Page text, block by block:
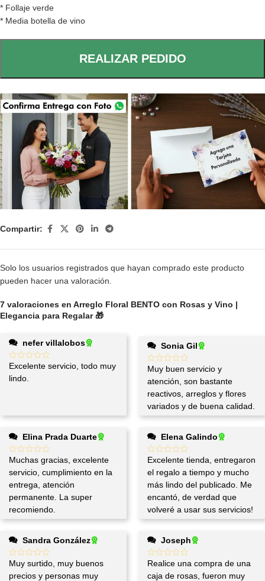
* Follaje verde
* Media botella de vino
REALIZAR PEDIDO
Compartir:
7 valoraciones en Arreglo Floral BENTO con Rosas y Vino |
Elegancia para Regalar 🎁
nefer villalobos
Excelente servicio, todo muy
lindo.
Sonia Gil
Muy buen servicio y
atención, son bastante
reactivos, arreglos y flores
variados y de buena calidad.
Elina Prada Duarte
Muchas gracias, excelente
servicio, cumplimiento en la
entrega, atención
permanente. La super
recomiendo.
Elena Galindo
Excelente tienda, entregaron
el regalo a tiempo y mucho
más lindo del publicado. Me
encantó, de verdad que
volveré a usar sus servicios!
Sandra González
Muy surtido, muy buenos
precios y personas muy
Joseph
Realice una compra de una
caja de rosas, fueron muy
Solo los usuarios registrados que hayan comprado este producto
pueden hacer una valoración.